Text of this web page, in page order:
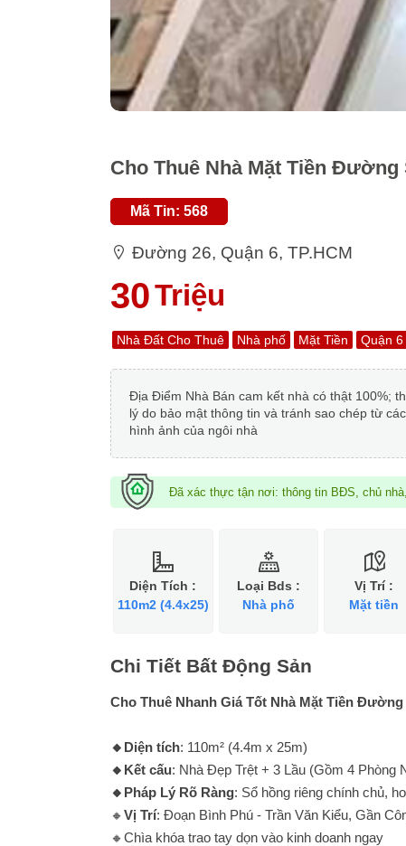
Cho Thuê Nhà Mặt Tiền Đường
Mã Tin: 568
Đường 26, Quận 6, TP.HCM
30Triệu
Nhà Đất Cho Thuê Nhà phố Mặt Tiền Quận 6
Địa Điểm Nhà Bán cam kết nhà có thật 100%;
lý do bảo mật thông tin và tránh sao chép từ
hình ảnh của ngôi nhà
Đã xác thực tận nơi: thông tin BĐS, chủ nhà,
Diện Tích :
110m2 (4.4x25)
Loại Bds :
Nhà phố
Vị Trí :
Mặt tiền
Chi Tiết Bất Động Sản
Cho Thuê Nhanh Giá Tốt Nhà Mặt Tiền
🔸Diện tích: 110m² (4.4m x 25m)
🔸Kết cấu: Nhà Đẹp Trệt + 3 Lầu (Gồm 4 Phòng
🔸Pháp Lý Rõ Ràng: Sổ hồng riêng chính chủ,
🔸Vị Trí: Đoạn Bình Phú - Trần Văn Kiểu, Gần
🔸Chìa khóa trao tay dọn vào kinh doanh ngay